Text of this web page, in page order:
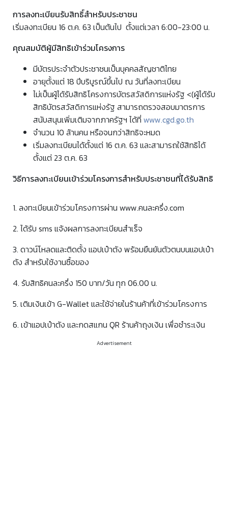
การลงทะเบียนรับสิทธิ์สำหรับประชาชน
เริ่มลงทะเบียน 16 ต.ค. 63 เป็นต้นไป ตั้งแต่เวลา 6:00-23:00 น.
คุณสมบัติผู้มีสิทธิเข้าร่วมโครงการ
มีบัตรประจำตัวประชาชนเป็นบุคคลสัญชาติไทย
อายุตั้งแต่ 18 ปีบริบูรณ์ขึ้นไป ณ วันที่ลงทะเบียน
ไม่เป็นผู้ได้รับสิทธิโครงการบัตรสวัสดิการแห่งรัฐ <(ผู้ได้รับ
สิทธิบัตรสวัสดิการแห่งรัฐ สามารถตรวจสอบมาตรการ
สนับสนุนเพิ่มเติมจากภาครัฐฯ ได้ที่ www.cgd.go.th
จำนวน 10 ล้านคน หรือจนกว่าสิทธิจะหมด
เริ่มลงทะเบียนได้ตั้งแต่ 16 ต.ค. 63 และสามารถใช้สิทธิได้
ตั้งแต่ 23 ต.ค. 63
วิธีการลงทะเบียนเข้าร่วมโครงการสำหรับประชาชนที่ได้รับสิทธิ
1. ลงทะเบียนเข้าร่วมโครงการผ่าน www.คนละครึ่ง.com
2. ได้รับ sms แจ้งผลการลงทะเบียนสำเร็จ
3. ดาวน์โหลดและติดตั้ง แอปเป๋าตัง พร้อมยืนยันตัวตนบนแอปเป๋า
ตัง สำหรับใช้งานซื้อของ
4. รับสิทธิคนละครึ่ง 150 บาท/วัน ทุก 06.00 น.
5. เติมเงินเข้า G-Wallet และใช้จ่ายในร้านค้าที่เข้าร่วมโครงการ
6. เข้าแอปเป๋าตัง และกดสแกน QR ร้านค้าถุงเงิน เพื่อชำระเงิน
Advertisement